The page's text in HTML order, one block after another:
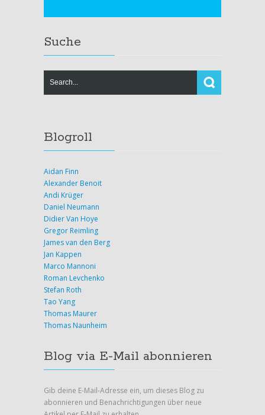
Suche
Blogroll
Aidan Finn
Alexander Benoit
Andi Krüger
Daniel Neumann
Didier Van Hoye
Gregor Reimling
James van den Berg
Jan Kappen
Marco Mannoni
Roman Levchenko
Stefan Roth
Tao Yang
Thomas Maurer
Thomas Naunheim
Blog via E-Mail abonnieren
Gib deine E-Mail-Adresse ein, um dieses Blog zu
abonnieren und Benachrichtigungen über neue